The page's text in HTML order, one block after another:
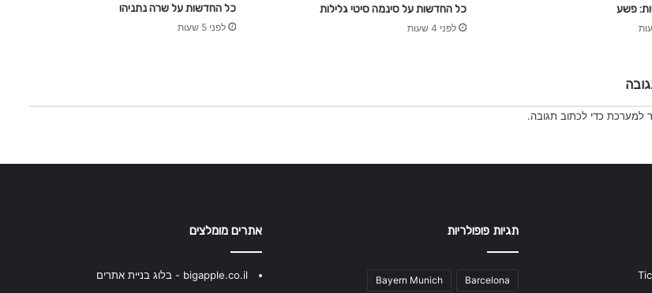
פשע כל החדשות על סינמה סיטי גלילות
לפני 4 שעות
כל החדשות על שרה נתניהו
לפני 5 שעות
למערכת כדי לכתוב תגובה.
תגיות פופולריות
Barcelona
Bayern Munich
אתרים מומלצים
bigapple.co.il - בלוג בניית אתרים